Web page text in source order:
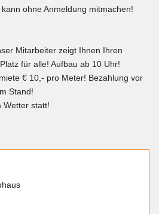
ohne Anmeldung mitmachen!
Mitarbeiter zeigt Ihnen Ihren
für alle! Aufbau ab 10 Uhr!
€ 10,- pro Meter! Bezahlung vor
Stand!
Wetter statt!